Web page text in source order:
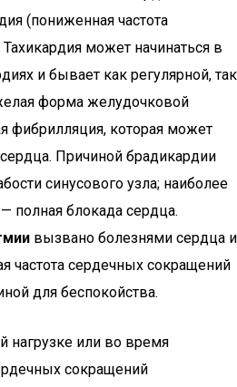
(пониженная частота
может начинаться в
и бывает как регулярной, так
форма желудочковой
фибрилляция, которая может
Причиной брадикардии
синусового узла; наиболее
полная блокада сердца.
вызвано болезнями сердца и
частота сердечных сокращений
для беспокойства.
нагрузке или во время
сокращений